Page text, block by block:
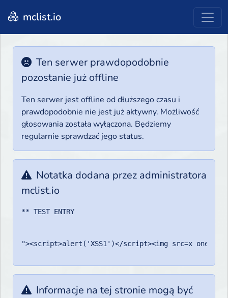
mclist.io
Ten serwer prawdopodobnie
pozostanie już offline
Ten serwer jest offline od dłuższego czasu i
prawdopodobnie nie jest już aktywny. Możliwość
głosowania została wyłączona. Będziemy
regularnie sprawdzać jego status.
Notatka dodana przez administratora
mclist.io
** TEST ENTRY
Informacje na tej stronie mogą być